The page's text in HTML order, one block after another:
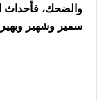
والضحك، فأحداث
سمير وشهير